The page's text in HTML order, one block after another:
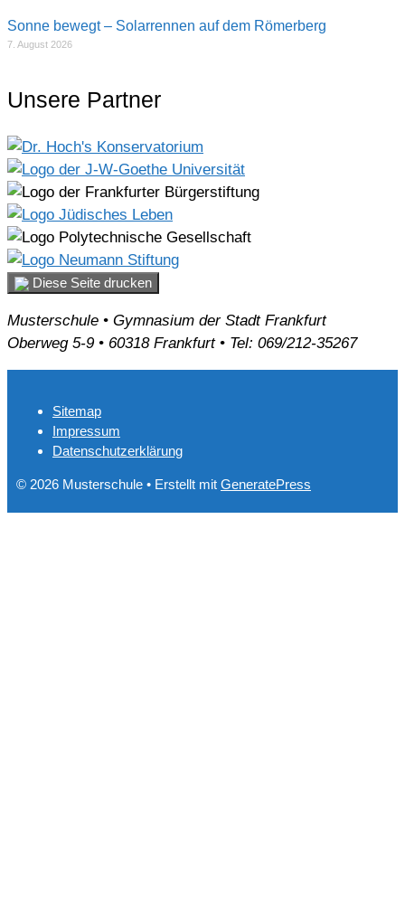
Sonne bewegt – Solarrennen auf dem Römerberg
7. August 2026
Unsere Partner
Diese Seite drucken
Musterschule • Gymnasium der Stadt Frankfurt
Oberweg 5-9 • 60318 Frankfurt • Tel: 069/212-35267
Sitemap
Impressum
Datenschutzerklärung
© 2026 Musterschule • Erstellt mit GeneratePress